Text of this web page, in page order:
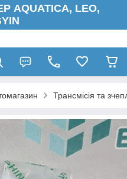
AQUATICA, LEO,
Трансмісія та